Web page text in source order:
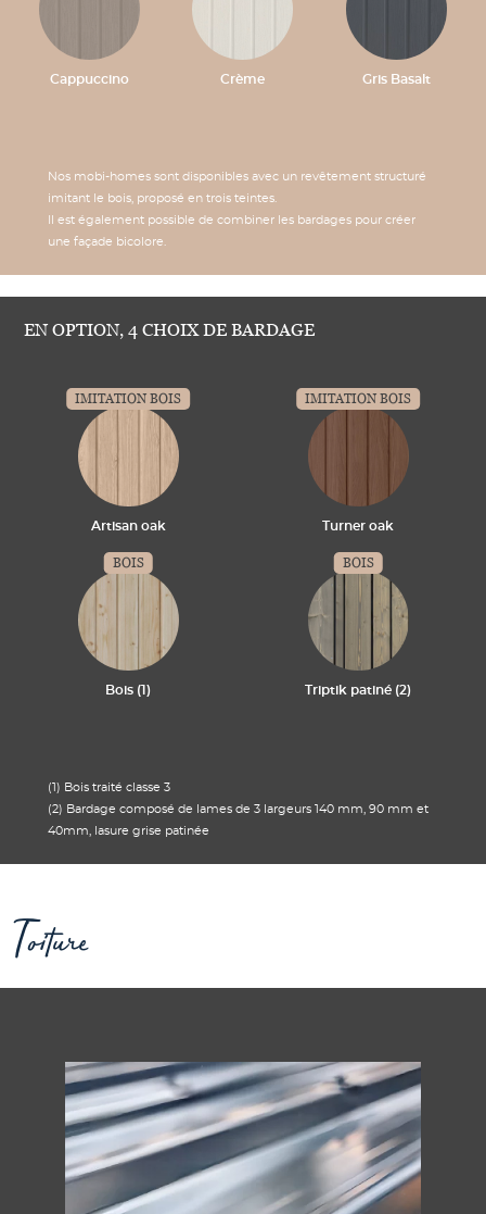
Cappuccino Crème Gris Basalt
Nos mobi-homes sont disponibles avec un revêtement structuré
imitant le bois, proposé en trois teintes.
Il est également possible de combiner les bardages pour créer
une façade bicolore.
EN OPTION, 4 CHOIX DE BARDAGE
IMITATION BOIS
Artisan oak
IMITATION BOIS
Turner oak
BOIS
Bois (1)
BOIS
Triptik patiné (2)
(1) Bois traité classe 3
(2) Bardage composé de lames de 3 largeurs 140 mm, 90 mm et
40mm, lasure grise patinée
Toiture